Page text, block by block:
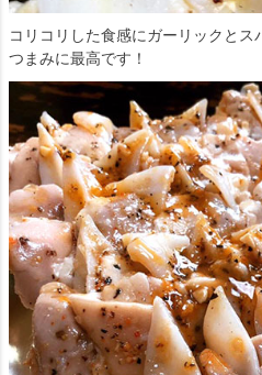
コリコリした食感にガーリックと
つまみに最高です！